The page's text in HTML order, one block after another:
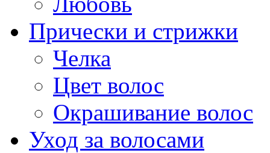
Прически и стрижки
Челка
Цвет волос
Окрашивание волос
Уход за волосами